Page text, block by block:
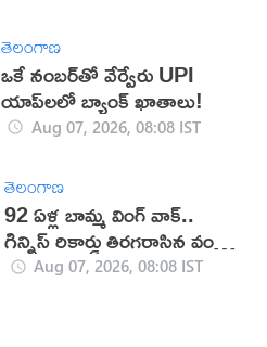
తెలంగాణ
ఒకే నంబర్‌తో వేర్వేరు UPI
యాప్‌లలో బ్యాంక్ ఖాతాలు!
Aug 07, 2026, 08:08 IST
తెలంగాణ
92 ఏళ్ల బామ్మ వింగ్ వాక్..
గిన్నిస్ రికార్డు తిరగరాసిన వండర్
ఉమెన్Aug 07, 2026, 08:08 IST